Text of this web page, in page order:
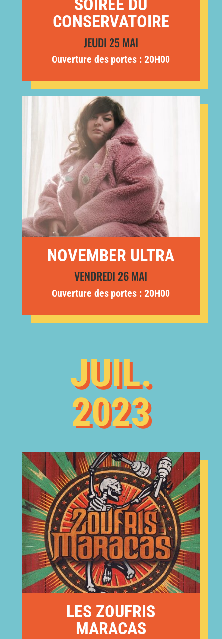
SOIREE DU
CONSERVATOIRE
JEUDI 25 MAI
Ouverture des portes : 20H00
NOVEMBER ULTRA
VENDREDI 26 MAI
Ouverture des portes : 20H00
JUIL.
2023
LES ZOUFRIS
MARACAS